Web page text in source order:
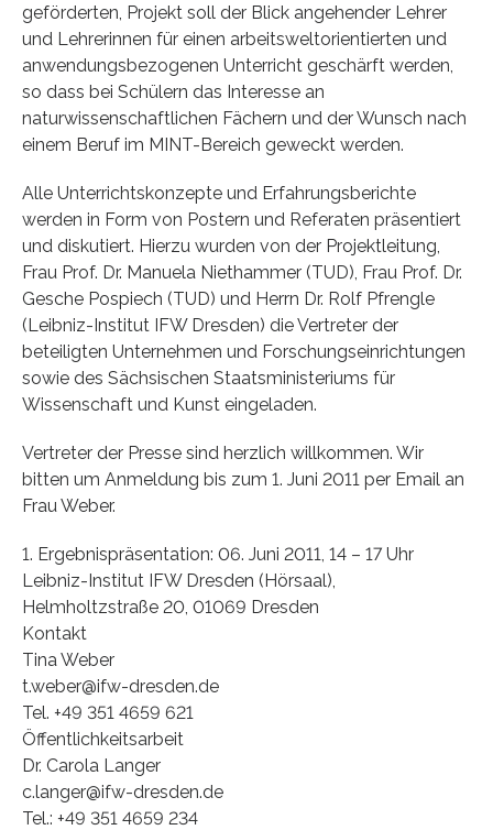
geförderten, Projekt soll der Blick angehender Lehrer
und Lehrerinnen für einen arbeitsweltorientierten und
anwendungsbezogenen Unterricht geschärft werden,
so dass bei Schülern das Interesse an
naturwissenschaftlichen Fächern und der Wunsch nach
einem Beruf im MINT-Bereich geweckt werden.
Alle Unterrichtskonzepte und Erfahrungsberichte
werden in Form von Postern und Referaten präsentiert
und diskutiert. Hierzu wurden von der Projektleitung,
Frau Prof. Dr. Manuela Niethammer (TUD), Frau Prof. Dr.
Gesche Pospiech (TUD) und Herrn Dr. Rolf Pfrengle
(Leibniz-Institut IFW Dresden) die Vertreter der
beteiligten Unternehmen und Forschungseinrichtungen
sowie des Sächsischen Staatsministeriums für
Wissenschaft und Kunst eingeladen.
Vertreter der Presse sind herzlich willkommen. Wir
bitten um Anmeldung bis zum 1. Juni 2011 per Email an
Frau Weber.
1. Ergebnispräsentation: 06. Juni 2011, 14 – 17 Uhr
Leibniz-Institut IFW Dresden (Hörsaal),
Helmholtzstraße 20, 01069 Dresden
Kontakt
Tina Weber
t.weber@ifw-dresden.de
Tel. +49 351 4659 621
Öffentlichkeitsarbeit
Dr. Carola Langer
c.langer@ifw-dresden.de
Tel.: +49 351 4659 234